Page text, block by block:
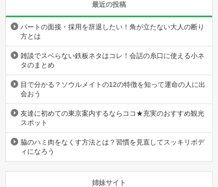
最近の投稿
パートの面接・採用を辞退したい！角が立たない大人の断り
方とは
雑談でスベらない鉄板ネタはコレ！会話の糸口に使える小ネ
タのまとめ
目で分かる？ソウルメイトの12の特徴を知って運命の人に出
会おう
友達に初めての東京案内するならココ★充実のおすすめ観光
スポット
脇のハミ肉をなくす方法とは？習慣を見直してスッキリボデ
ィになろう
姉妹サイト